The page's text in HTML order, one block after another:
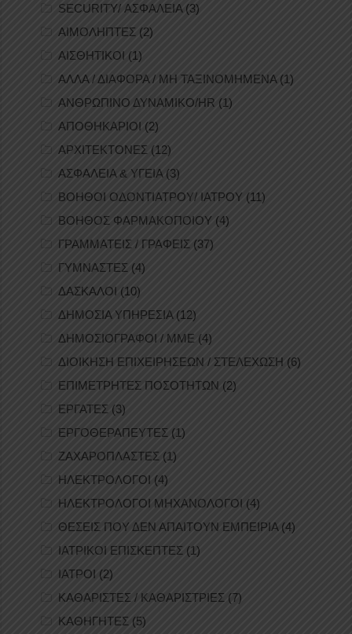
SECURITY/ ΑΣΦΑΛΕΙΑ(3)
ΑΙΜΟΛΗΠΤΕΣ (2)
ΑΙΣΘΗΤΙΚΟΙ (1)
ΑΛΛΑ / ΔΙΑΦΟΡΑ / ΜΗ ΤΑΞΙΝΟΜΗΜΕΝΑ(1)
ΑΝΘΡΩΠΙΝΟ ΔΥΝΑΜΙΚΟ/HR (1)
ΑΠΟΘΗΚΑΡΙΟΙ (2)
ΑΡΧΙΤΕΚΤΟΝΕΣ (12)
ΑΣΦΑΛΕΙΑ & ΥΓΕΙΑ (3)
ΒΟΗΘΟΙ ΟΔΟΝΤΙΑΤΡΟΥ/ ΙΑΤΡΟΥ (11)
ΒΟΗΘΟΣ ΦΑΡΜΑΚΟΠΟΙΟΥ (4)
ΓΡΑΜΜΑΤΕΙΣ / ΓΡΑΦΕΙΣ (37)
ΓΥΜΝΑΣΤΕΣ (4)
ΔΑΣΚΑΛΟΙ (10)
ΔΗΜΟΣΙΑ ΥΠΗΡΕΣΙΑ(12)
ΔΗΜΟΣΙΟΓΡΑΦΟΙ / ΜΜΕ (4)
ΔΙΟΙΚΗΣΗ ΕΠΙΧΕΙΡΗΣΕΩΝ / ΣΤΕΛΕΧΩΣΗ (6)
ΕΠΙΜΕΤΡΗΤΕΣ ΠΟΣΟΤΗΤΩΝ (2)
ΕΡΓΑΤΕΣ (3)
ΕΡΓΟΘΕΡΑΠΕΥΤΕΣ (1)
ΖΑΧΑΡΟΠΛΑΣΤΕΣ (1)
ΗΛΕΚΤΡΟΛΟΓΟΙ (4)
ΗΛΕΚΤΡΟΛΟΓΟΙ ΜΗΧΑΝΟΛΟΓΟΙ (4)
ΘΕΣΕΙΣ ΠΟΥ ΔΕΝ ΑΠΑΙΤΟΥΝ ΕΜΠΕΙΡΙΑ(4)
ΙΑΤΡΙΚΟΙ ΕΠΙΣΚΕΠΤΕΣ (1)
ΙΑΤΡΟΙ (2)
ΚΑΘΑΡΙΣΤΕΣ / ΚΑΘΑΡΙΣΤΡΙΕΣ (7)
ΚΑΘΗΓΗΤΕΣ (5)